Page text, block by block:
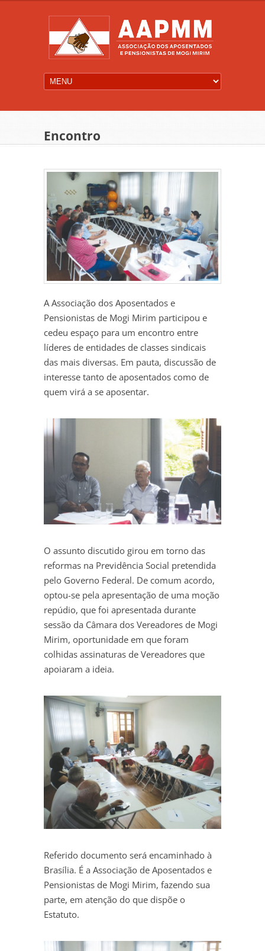
Encontro
A Associação dos Aposentados e
Pensionistas de Mogi Mirim participou e
cedeu espaço para um encontro entre
líderes de entidades de classes sindicais
das mais diversas. Em pauta, discussão de
interesse tanto de aposentados como de
quem virá a se aposentar.
O assunto discutido girou em torno das
reformas na Previdência Social pretendida
pelo Governo Federal. De comum acordo,
optou-se pela apresentação de uma moção
repúdio, que foi apresentada durante
sessão da Câmara dos Vereadores de Mogi
Mirim, oportunidade em que foram
colhidas assinaturas de Vereadores que
apoiaram a ideia.
Referido documento será encaminhado à
Brasília. É a Associação de Aposentados e
Pensionistas de Mogi Mirim, fazendo sua
parte, em atenção do que dispõe o
Estatuto.